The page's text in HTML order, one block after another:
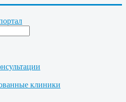
клиники